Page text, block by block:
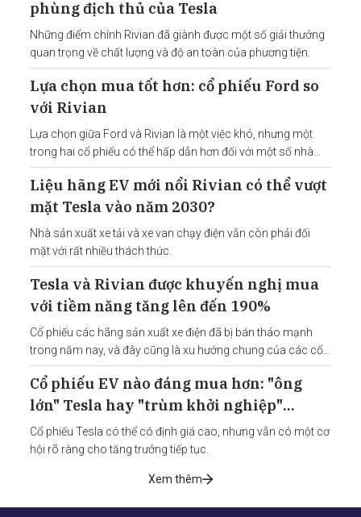
phùng địch thủ của Tesla
Những điểm chính Rivian đã giành được một số giải thưởng
quan trọng về chất lượng và độ an toàn của phương tiện.
Lựa chọn mua tốt hơn: cổ phiếu Ford so
với Rivian
Lựa chọn giữa Ford và Rivian là một việc khó, nhưng một
trong hai cổ phiếu có thể hấp dẫn hơn đối với một số nhà
đầu tư.
Liệu hãng EV mới nổi Rivian có thể vượt
mặt Tesla vào năm 2030?
Nhà sản xuất xe tải và xe van chạy điện vẫn còn phải đối
mặt với rất nhiều thách thức.
Tesla và Rivian được khuyến nghị mua
với tiềm năng tăng lên đến 190%
Cổ phiếu các hãng sản xuất xe điện đã bị bán tháo mạnh
trong năm nay, và đây cũng là xu hướng chung của các cổ
phiếu công nghệ.
Cổ phiếu EV nào đáng mua hơn: "ông
lớn" Tesla hay "trùm khởi nghiệp"
Rivian?
Cổ phiếu Tesla có thể có định giá cao, nhưng vẫn có một cơ
hội rõ ràng cho tăng trưởng tiếp tục.
Xem thêm